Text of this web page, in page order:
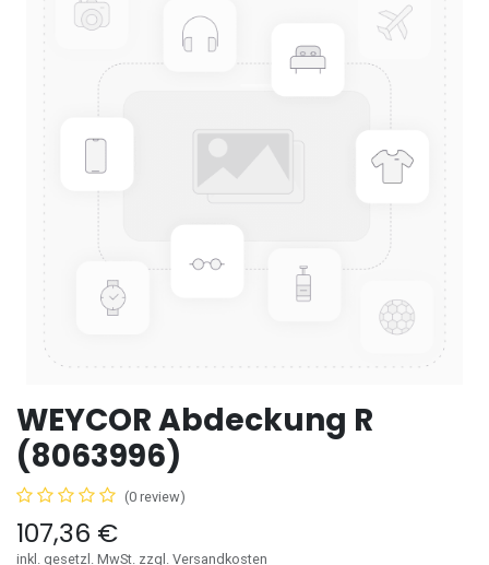
WEYCOR Abdeckung R
(8063996)
(0 review)
107,36 €
inkl. gesetzl. MwSt. zzgl. Versandkosten